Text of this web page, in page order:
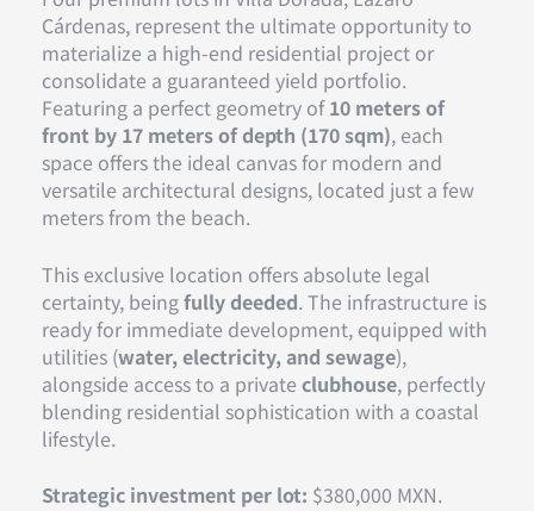
Cárdenas, represent the ultimate opportunity to
materialize a high-end residential project or
consolidate a guaranteed yield portfolio.
Featuring a perfect geometry of10 meters of
front by 17 meters of depth (170 sqm), each
space offers the ideal canvas for modern and
versatile architectural designs, located just a few
meters from the beach.
This exclusive location offers absolute legal
certainty, beingfully deeded. The infrastructure is
ready for immediate development, equipped with
utilities (water, electricity, and sewage),
alongside access to a private clubhouse, perfectly
blending residential sophistication with a coastal
lifestyle.
Strategic investment per lot: $380,000 MXN.